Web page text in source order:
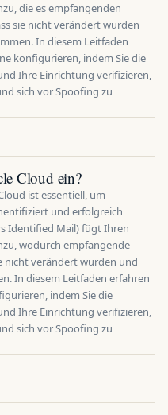
die es empfangenden
sie nicht verändert wurden
In diesem Leitfaden
konfigurieren, indem Sie die
Ihre Einrichtung verifizieren,
sich vor Spoofing zu
Cloud ein?
ist essentiell, um
und erfolgreich
Identified Mail) fügt Ihren
wodurch empfangende
nicht verändert wurden und
In diesem Leitfaden erfahren
indem Sie die
Ihre Einrichtung verifizieren,
sich vor Spoofing zu